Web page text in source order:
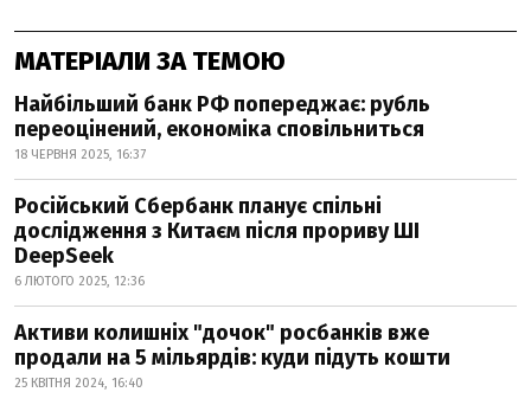
МАТЕРІАЛИ ЗА ТЕМОЮ
Найбільший банк РФ попереджає: рубль
переоцінений, економіка сповільниться
18 ЧЕРВНЯ 2025, 16:37
Російський Сбербанк планує спільні
дослідження з Китаєм після прориву ШІ
DeepSeek
6 ЛЮТОГО 2025, 12:36
Активи колишніх "дочок" росбанків вже
продали на 5 мільярдів: куди підуть кошти
25 КВІТНЯ 2024, 16:40